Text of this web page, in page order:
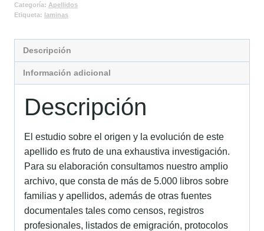
Categoría: Apellidos
Etiqueta: laminas
Descripción
Información adicional
Descripción
El estudio sobre el origen y la evolución de este
apellido es fruto de una exhaustiva investigación.
Para su elaboración consultamos nuestro amplio
archivo, que consta de más de 5.000 libros sobre
familias y apellidos, además de otras fuentes
documentales tales como censos, registros
profesionales, listados de emigración, protocolos